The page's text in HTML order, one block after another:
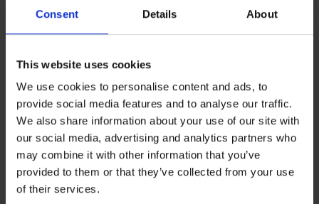
Consent Details About
This website uses cookies
We use cookies to personalise content and ads, to
provide social media features and to analyse our traffic.
We also share information about your use of our site with
our social media, advertising and analytics partners who
may combine it with other information that you’ve
provided to them or that they’ve collected from your use
of their services.
Szorty bambusowe Wuzzy
102,99 zł
Bokserki Bernard
91,99 zł